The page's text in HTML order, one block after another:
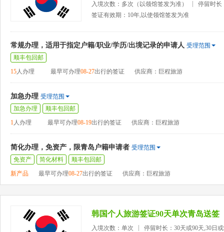
入境次数：多次（以领馆签发为准）
停留时长
签证有效期：10年,以使领馆签发为准
常规办理，适用于指定户籍/职业/学历/出境记录的申请人 受理范围
顺丰包回邮
15人办理 最早可办理08-27出行的签证 供应商：巨程旅游
加急办理 受理范围
加急办理
顺丰包回邮
1人办理 最早可办理08-19出行的签证 供应商：巨程旅游
简化办理，免资产，限青岛户籍申请者 受理范围
免资产
简化材料
顺丰包回邮
新产品
最早可办理08-27出行的签证 供应商：巨程旅游
韩国个人旅游签证90天单次青岛送签
入境次数：单次
停留时长：30天或90天,30日